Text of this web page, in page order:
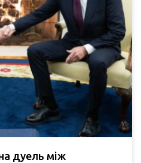
дуель між